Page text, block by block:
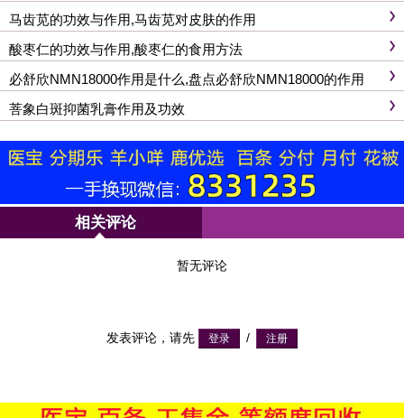
马齿苋的功效与作用,马齿苋对皮肤的作用
酸枣仁的功效与作用,酸枣仁的食用方法
必舒欣NMN18000作用是什么,盘点必舒欣NMN18000的作用
菩象白斑抑菌乳膏作用及功效
相关评论
暂无评论
发表评论，请先 /